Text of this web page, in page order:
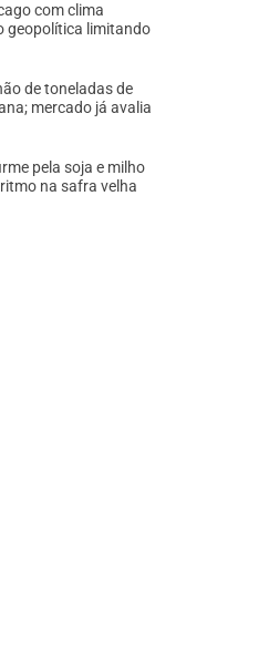
com clima
geopolítica limitando
de toneladas de
mercado já avalia
pela soja e milho
na safra velha